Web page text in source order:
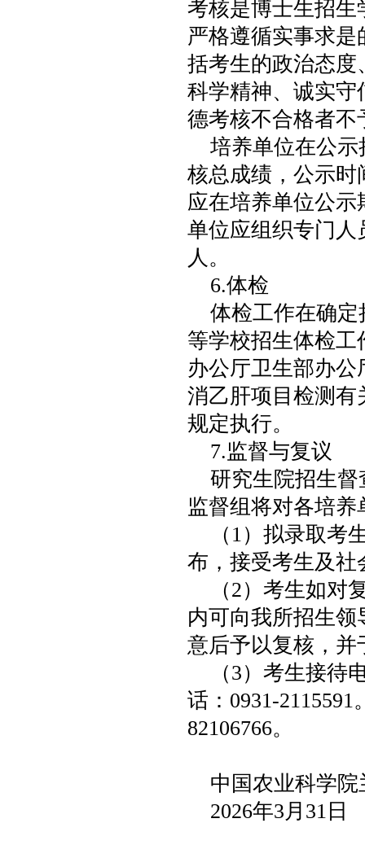
考核是博士生招生
严格遵循实事求
括考生的政治态度
科学精神、诚实守
德考核不合格者不
培养单位在公
核总成绩，公示时
应在培养单位公
单位应组织专门人
人。
6.体检
体检工作在确
等学校招生体检工
办公厅卫生部办
消乙肝项目检测有
规定执行。
7.监督与复议
研究生院招生
监督组将对各培
（1）拟录取考
布，接受考生及社
（2）考生如对
内可向我所招生
意后予以复核，并
（3）考生接
话：0931-
82106766。
中国农业科学
2026年3月31日